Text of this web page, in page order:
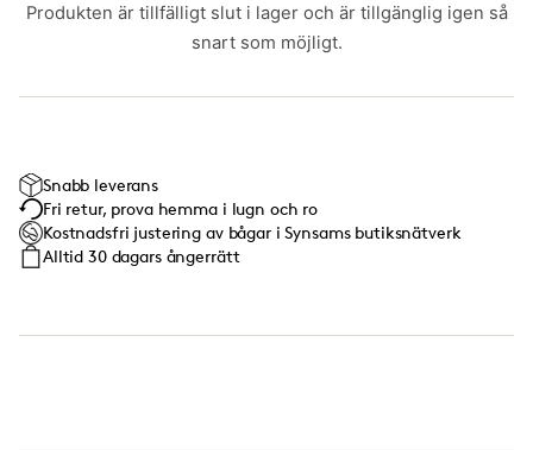
Produkten är tillfälligt slut i lager och är tillgänglig igen så
snart som möjligt.
Snabb leverans
Fri retur, prova hemma i lugn och ro
Kostnadsfri justering av bågar i Synsams butiksnätverk
Alltid 30 dagars ångerrätt